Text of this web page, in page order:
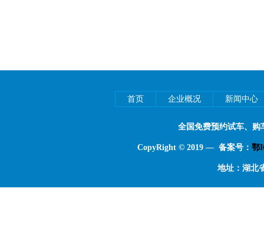
首页 企业概况 新闻中心
全国免费预约试车、购
CopyRight © 2019 — 备案号： 鄂
地址：湖北